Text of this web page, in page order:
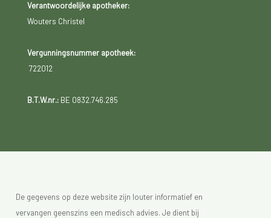
Verantwoordelijke apotheker:
Wouters Christel
Vergunningsnummer apotheek:
722012
B.T.W.nr.:BE 0832.746.285
De gegevens op deze website zijn louter informatief en
vervangen geenszins een medisch advies. Je dient bij